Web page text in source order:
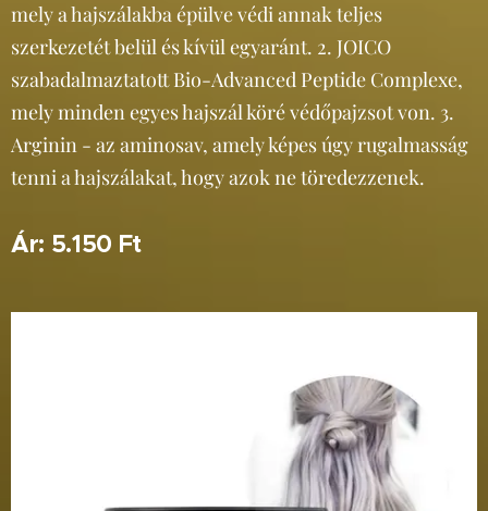
mely a hajszálakba épülve védi annak teljes
szerkezetét belül és kívül egyaránt. 2. JOICO
szabadalmaztatott Bio-Advanced Peptide Complexe,
mely minden egyes hajszál köré védőpajzsot von. 3.
Arginin - az aminosav, amely képes úgy rugalmasság
tenni a hajszálakat, hogy azok ne töredezzenek.
Ár: 5.150 Ft